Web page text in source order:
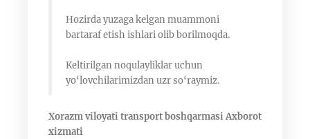
Hozirda yuzaga kelgan muammoni
bartaraf etish ishlari olib borilmoqda.
Keltirilgan noqulayliklar uchun
yo‘lovchilarimizdan uzr so‘raymiz.
Xorazm viloyati transport boshqarmasi Axborot
xizmati